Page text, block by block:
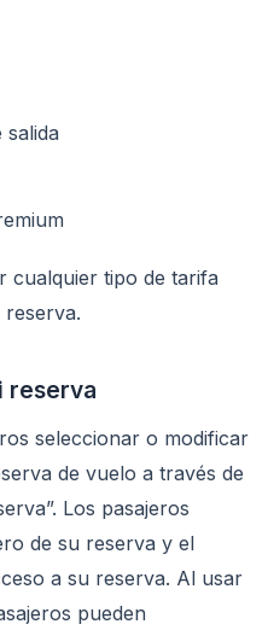
salida
cualquier tipo de tarifa
reserva.
reserva
seleccionar o modificar
de vuelo a través de
Los pasajeros
de su reserva y el
a su reserva. Al usar
pueden